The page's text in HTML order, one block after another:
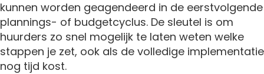
kunnen worden geagendeerd in de eerstvolgende
plannings- of budgetcyclus. De sleutel is om
huurders zo snel mogelijk te laten weten welke
stappen je zet, ook als de volledige implementatie
nog tijd kost.